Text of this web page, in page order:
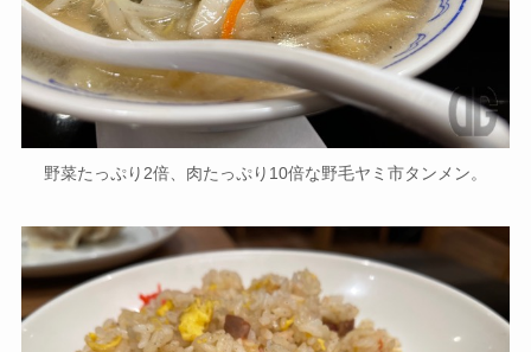
野菜たっぷり2倍、肉たっぷり10倍な野毛ヤミ市タンメン。